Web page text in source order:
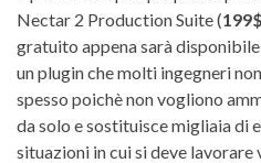
Nectar 2 Production Suite (199$
gratuito appena sarà
un plugin che molti ingegneri
spesso poichè non vogliono
da solo e sostituisce migliaia di
situazioni in cui si deve lavorare